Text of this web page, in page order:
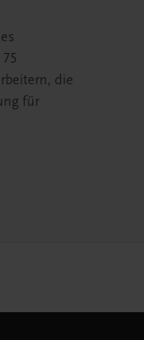
die
für